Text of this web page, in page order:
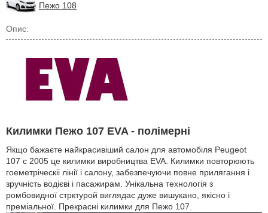
Пежо 108
Опис:
Килимки Пежо 107 EVA - полімерні
Якщо бажаєте найкрасивіший салон для автомобіля Peugeot
107 с 2005 це килимки виробництва EVA. Килимки повторюють
гоеметріческіі лінії і салону, забезпечуючи повне прилягання і
зручність водієві і пасажирам. Унікальна технологія з
ромбовидної стрктурой виглядає дуже вишукано, якісно і
преміальної. Прекрасні килимки для Пежо 107.